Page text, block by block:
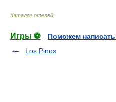
Каталог отелей
Игры ⚽
Поможем
Los Pinos